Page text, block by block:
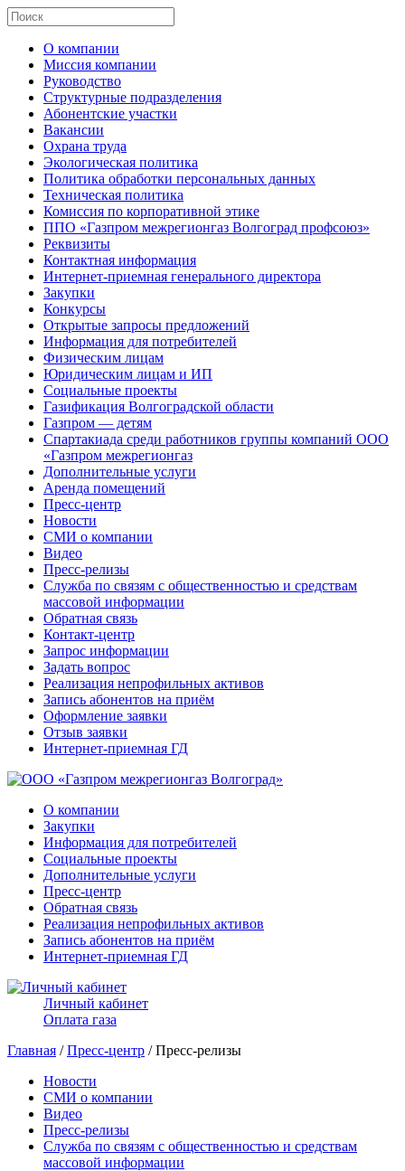
О компании
Миссия компании
Руководство
Структурные подразделения
Абонентские участки
Вакансии
Охрана труда
Экологическая политика
Политика обработки персональных данных
Техническая политика
Комиссия по корпоративной этике
ППО «Газпром межрегионгаз Волгоград профсоюз»
Реквизиты
Контактная информация
Интернет-приемная генерального директора
Закупки
Конкурсы
Открытые запросы предложений
Информация для потребителей
Физическим лицам
Юридическим лицам и ИП
Социальные проекты
Газификация Волгоградской области
Газпром — детям
Спартакиада среди работников группы компаний ООО
«Газпром межрегионгаз
Дополнительные услуги
Аренда помещений
Пресс-центр
Новости
СМИ о компании
Видео
Пресс-релизы
Служба по связям с общественностью и средствам
массовой информации
Обратная связь
Контакт-центр
Запрос информации
Задать вопрос
Реализация непрофильных активов
Запись абонентов на приём
Оформление заявки
Отзыв заявки
Интернет-приемная ГД
О компании
Закупки
Информация для потребителей
Социальные проекты
Дополнительные услуги
Пресс-центр
Обратная связь
Реализация непрофильных активов
Запись абонентов на приём
Интернет-приемная ГД
Личный кабинет
Оплата газа
Главная /Пресс-центр / Пресс-релизы
Новости
СМИ о компании
Видео
Пресс-релизы
Служба по связям с общественностью и средствам
массовой информации